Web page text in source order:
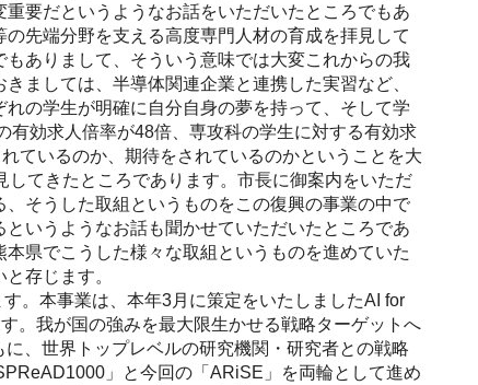
要だというようなお話をいただいたところでもあ
先端分野を支える高度専門人材の育成を拝見して
ありまして、そういう意味では大変これからの我
ましては、半導体関連企業と連携した実習など、
の学生が明確に自分自身の夢を持って、そして学
効求人倍率が48倍、専攻科の学生に対する有効求
ているのか、期待をされているのかということを大
てきたところであります。市長に御案内をいただ
そうした取組というものをこの復興の事業の中で
いうようなお話も聞かせていただいたところであ
県でこうした様々な取組というものを進めていた
存じます。
。本事業は、本年3月に策定をいたしましたAI for
。我が国の強みを最大限生かせる戦略ターゲットへ
、世界トップレベルの研究機関・研究者との戦略
」と今回の「ARiSE」を両輪として進め